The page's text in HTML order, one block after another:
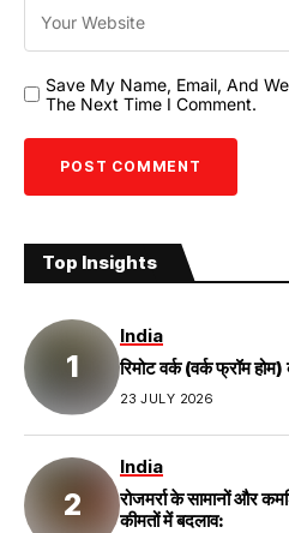
Save My Name, Email, And
The Next Time I Comment.
Top Insights
India
रिमोट वर्क (वर्क फ्रॉम
23 JULY 2026
India
रोजमर्रा के सामानों और
कीमतों में बदलाव: